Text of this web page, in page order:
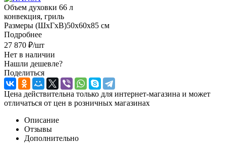
Объем духовки 66 л
конвекция, гриль
Размеры (ШхГхВ)50x60x85 см
Подробнее
27 870 ₽/шт
Нет в наличии
Нашли дешевле?
Поделиться
Цена действительна только для интернет-магазина и может
отличаться от цен в розничных магазинах
Описание
Отзывы
Дополнительно